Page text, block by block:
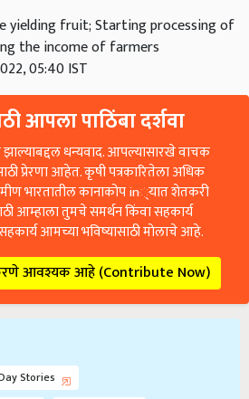
yielding fruit; Starting processing of
the income of farmers
05:40 IST
आपला पाठिंबा दर्शवा
धन्यवाद. आपल्यासारखे वाचक
प्रेरणा आहेत. कृषी पत्रकारितेला अधिक
भारतातील कानाकोप in्यात शेतकरी
आम्हाला तुमचे समर्थन किंवा सहकार्य
आमच्या भविष्यासाठी मोलाचे आहे.
आवश्यक आहे (Contribute Now)
Stories